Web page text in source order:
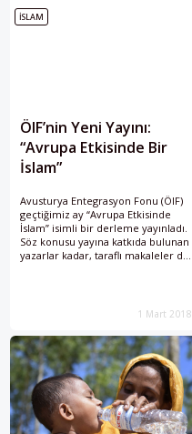
İSLAM
ÖIF’nin Yeni Yayını:
“Avrupa Etkisinde Bir
İslam”
Avusturya Entegrasyon Fonu (ÖIF)
geçtiğimiz ay “Avrupa Etkisinde
İslam” isimli bir derleme yayınladı.
Söz konusu yayına katkıda bulunan
yazarlar kadar, taraflı makaleler de
1 Mart 2018